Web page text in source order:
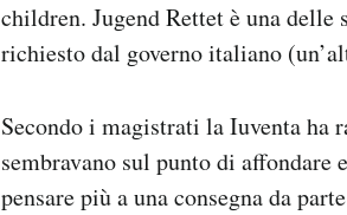
children. Jugend Rettet è una
richiesto dal governo italiano
Secondo i magistrati la Iuventa ha
sembravano sul punto di
pensare più a una consegna da